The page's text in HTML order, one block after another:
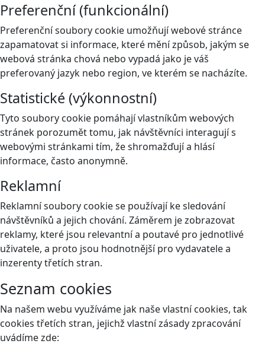
Preferenční (funkcionální)
Preferenční soubory cookie umožňují webové stránce
zapamatovat si informace, které mění způsob, jakým se
webová stránka chová nebo vypadá jako je váš
preferovaný jazyk nebo region, ve kterém se nacházíte.
Statistické (výkonnostní)
Tyto soubory cookie pomáhají vlastníkům webových
stránek porozumět tomu, jak návštěvníci interagují s
webovými stránkami tím, že shromažďují a hlásí
informace, často anonymně.
Reklamní
Reklamní soubory cookie se používají ke sledování
návštěvníků a jejich chování. Záměrem je zobrazovat
reklamy, které jsou relevantní a poutavé pro jednotlivé
uživatele, a proto jsou hodnotnější pro vydavatele a
inzerenty třetích stran.
Seznam cookies
Na našem webu využíváme jak naše vlastní cookies, tak
cookies třetích stran, jejichž vlastní zásady zpracování
uvádíme zde: